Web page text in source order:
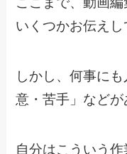
いくつかお伝えし
しかし、何事に
意・苦手」などが
自分はこういう